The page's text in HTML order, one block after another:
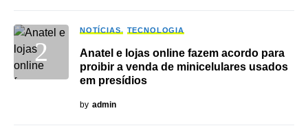
NOTÍCIAS TECNOLOGIA
Anatel e lojas online fazem acordo para
proibir a venda de minicelulares usados
em presídios
by admin